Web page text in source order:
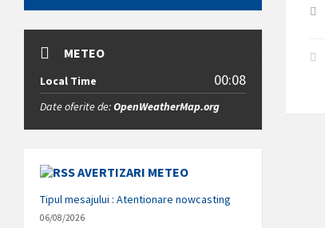
METEO
Local Time 00:08
Date oferite de:OpenWeatherMap.org
AVERTIZARI METEO
Tipul mesajului : Atentionare nowcasting
06/08/2026